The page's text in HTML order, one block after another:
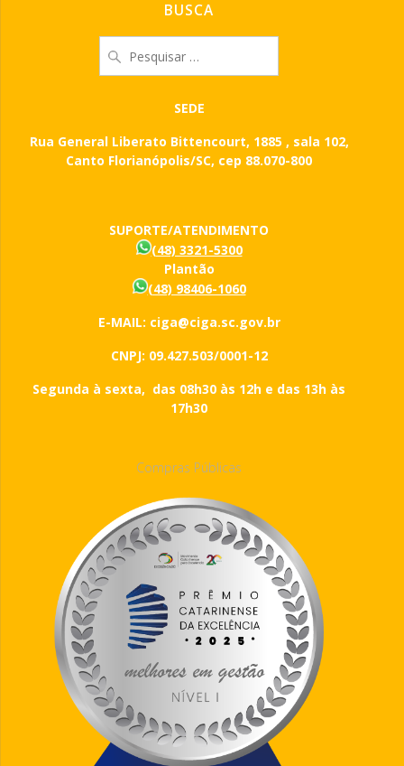
BUSCA
por:
SEDE
Rua General Liberato Bittencourt, 1885 , sala 102,
Canto Florianópolis/SC, cep 88.070-800
SUPORTE/ATENDIMENTO
(48) 3321-5300
Plantão
(48) 98406-1060
E-MAIL: ciga@ciga.sc.gov.br
CNPJ: 09.427.503/0001-12
Segunda à sexta, das 08h30 às 12h e das 13h às
17h30
Compras Públicas